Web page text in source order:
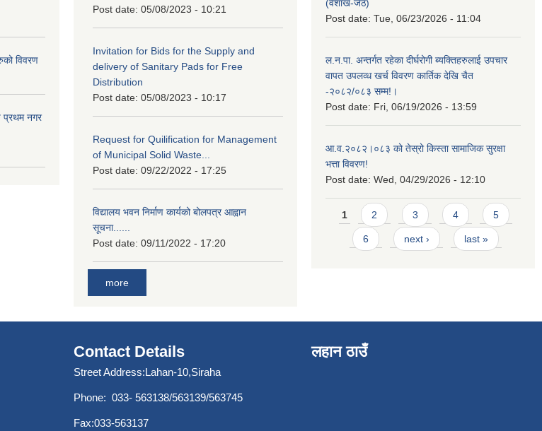
विवरण
नगर
Post date: 05/08/2023 - 10:21
Invitation for Bids for the Supply and
delivery of Sanitary Pads for Free
Distribution
Post date: 05/08/2023 - 10:17
Request for Quilification for Management
of Municipal Solid Waste...
Post date: 09/22/2022 - 17:25
विद्यालय भवन निर्माण कार्यको बोलपत्र आह्वान
सूचना......
Post date: 09/11/2022 - 17:20
more
(वैशाख-जेठ)
Post date: Tue, 06/23/2026 - 11:04
ल.न.पा. अन्तर्गत रहेका दीर्घरोगी ब्यक्तिहरुलाई उपचार
वापत उपलव्ध खर्च विवरण कार्तिक देखि चैत
-२०८२/०८३ सम्म!।
Post date: Fri, 06/19/2026 - 13:59
आ.व.२०८२।०८३ को तेस्रो किस्ता सामाजिक सुरक्षा
भत्ता विवरण!
Post date: Wed, 04/29/2026 - 12:10
Pages
1 2 3 4 5
6 next › last »
Contact Details
Street Address:Lahan-10,Siraha
Phone: 033- 563138/563139/563745
Fax:033-563137
लहान ठाउँ